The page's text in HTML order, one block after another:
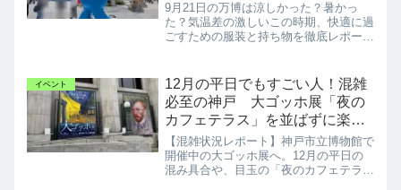
9月21日の万博は涼しかった？暑かっ
た？気温差の激しいこの時期、快適に過
ごすための服装と持ち物を徹底レポー
イベント
12月の平日でもすごい人！混雑
必至の神戸 大ゴッホ展「夜の
カフェテラス」を並ばずに楽し
むゆるい歩き方
【混雑状況レポート】神戸市立博物館で
開催中の大ゴッホ展へ。12月の平日の
混み具合や、目玉の「夜のカフェテラ